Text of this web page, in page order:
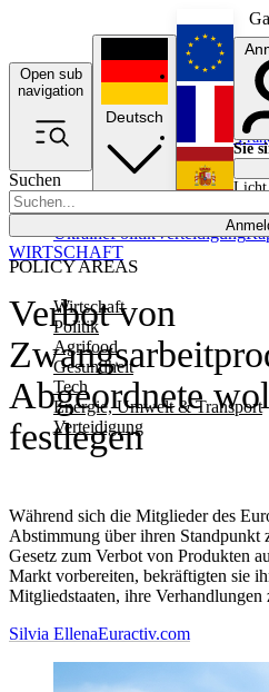
Open sub
navigation
Suchen
POLICY AREAS
Wirtschaft
Politik
Agrifood
Gesundheit
Tech
Energie, Umwelt & Transport
Verteidigung
UkrainePolitikVerteidigung
Deutsch
Sie
Licht
Verbot von
Abgeordnete
festlegen
Während sich die Mitglieder des
Abstimmung über ihren Standpunkt
Gesetz zum Verbot von Produkten
Markt vorbereiten, bekräftigten sie
Mitgliedstaaten, ihre Verhandlungen
WIRTSCHAFT
Silvia EllenaEuractiv.com